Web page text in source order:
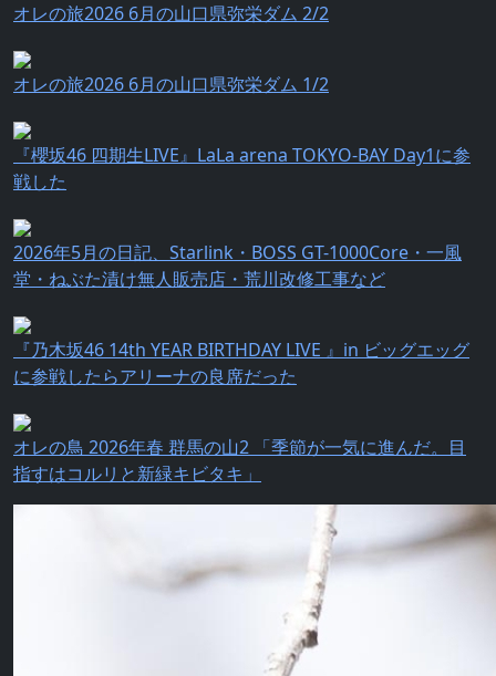
オレの旅2026 6月の山口県弥栄ダム 2/2
オレの旅2026 6月の山口県弥栄ダム 1/2
『櫻坂46 四期生LIVE』LaLa arena TOKYO-BAY Day1に参
戦した
2026年5月の日記、Starlink・BOSS GT-1000Core・一風
堂・ねぶた漬け無人販売店・荒川改修工事など
『乃⽊坂46 14th YEAR BIRTHDAY LIVE 』in ビッグエッグ
に参戦したらアリーナの良席だった
オレの鳥 2026年春 群馬の山2 「季節が一気に進んだ。目
指すはコルリと新緑キビタキ」